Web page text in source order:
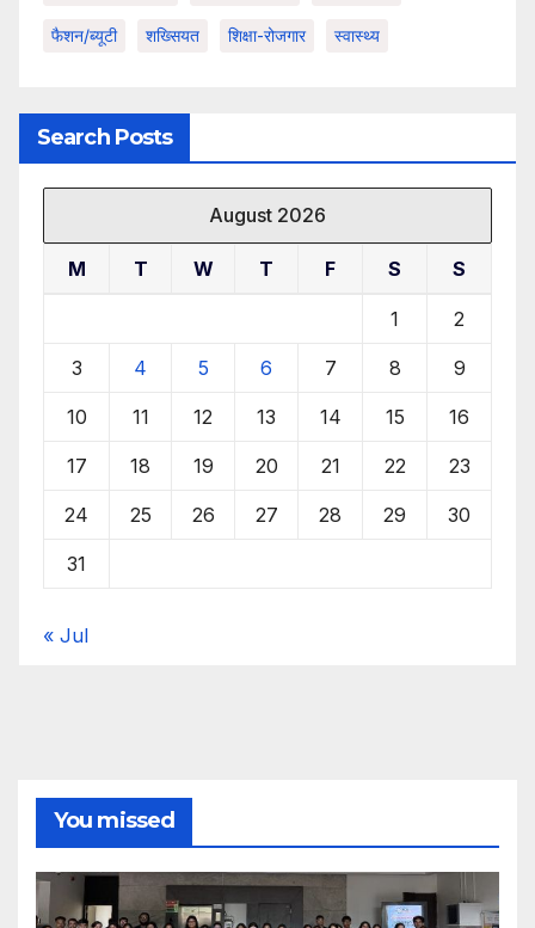
फैशन/ब्यूटी शख्सियत शिक्षा-रोजगार स्वास्थ्य
Search Posts
August 2026
M T W T F S S
1 2
3 4 5 6 7 8 9
10 11 12 13 14 15 16
17 18 19 20 21 22 23
24 25 26 27 28 29 30
31
« Jul
You missed